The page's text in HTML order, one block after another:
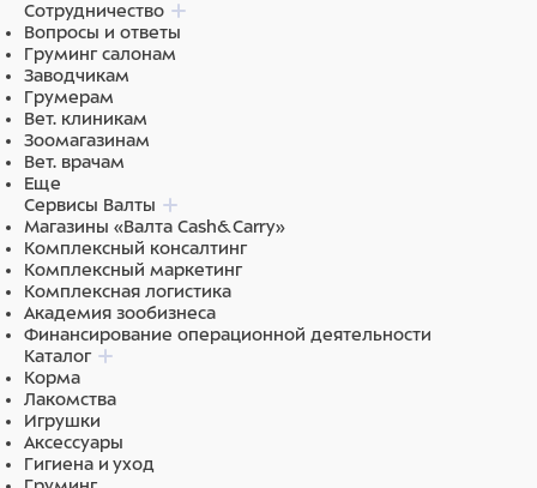
Сотрудничество
Вопросы и ответы
Груминг салонам
Заводчикам
Грумерам
Вет. клиникам
Зоомагазинам
Вет. врачам
Еще
Сервисы Валты
Магазины «Валта Cash&Carry»
Комплексный консалтинг
Комплексный маркетинг
Комплексная логистика
Академия зообизнеса
Финансирование операционной деятельности
Каталог
Корма
Лакомства
Игрушки
Аксессуары
Гигиена и уход